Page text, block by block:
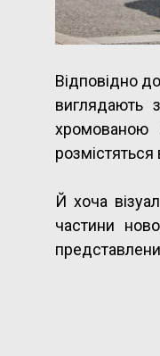
Відповідно
виглядають
хромованою
розмістяться
Й хоча
частини